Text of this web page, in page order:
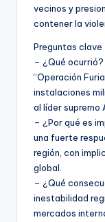
vecinos y
contener la
Preguntas clave
– ¿Qué
“Operación
instalaciones
al líder supremo
– ¿Por qué es
una fuerte
región, con
global.
– ¿Qué
inestabilidad
mercados